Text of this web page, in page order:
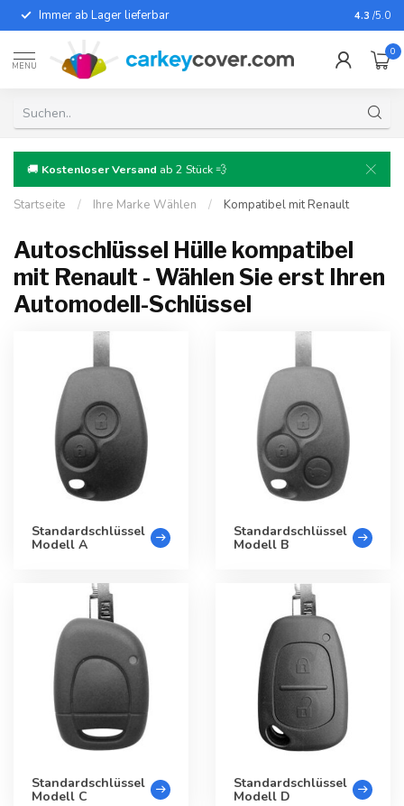
Immer ab Lager lieferbar Für fast
4.3 /5.0
MENU
0
🚚 Kostenloser Versand ab 2 Stück 💨
Startseite / Ihre Marke Wählen / Kompatibel mit Renault
Autoschlüssel Hülle kompatibel
mit Renault - Wählen Sie erst Ihren
Automodell-Schlüssel
Standardschlüssel
Modell A
Standardschlüssel
Modell B
Standardschlüssel
Modell C
Standardschlüssel
Modell D